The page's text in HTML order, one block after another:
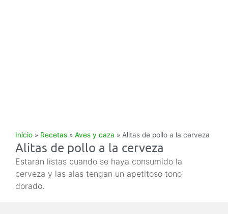
Inicio » Recetas » Aves y caza » Alitas de pollo a la cerveza
Alitas de pollo a la cerveza
Estarán listas cuando se haya consumido la
cerveza y las alas tengan un apetitoso tono
dorado.